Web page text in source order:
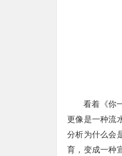
看着《你
更像是一种流
分析为什么会
育，变成一种